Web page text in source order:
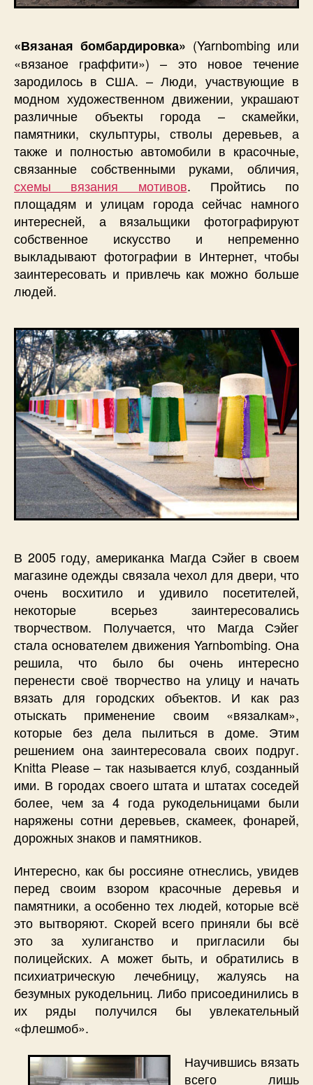
«Вязаная бомбардировка» (Yarnbombing или
«вязаное граффити») – это новое течение
зародилось в США. – Люди, участвующие в
модном художественном движении, украшают
различные объекты города – скамейки,
памятники, скульптуры, стволы деревьев, а
также и полностью автомобили в красочные,
связанные собственными руками, обличия,
схемы вязания мотивов. Пройтись по
площадям и улицам города сейчас намного
интересней, а вязальщики фотографируют
собственное искусство и непременно
выкладывают фотографии в Интернет, чтобы
заинтересовать и привлечь как можно больше
людей.
В 2005 году, американка Магда Сэйег в своем
магазине одежды связала чехол для двери, что
очень восхитило и удивило посетителей,
некоторые всерьез заинтересовались
творчеством. Получается, что Магда Сэйег
стала основателем движения Yarnbombing. Она
решила, что было бы очень интересно
перенести своё творчество на улицу и начать
вязать для городских объектов. И как раз
отыскать применение своим «вязалкам»,
которые без дела пылиться в доме. Этим
решением она заинтересовала своих подруг.
Knitta Please – так называется клуб, созданный
ими. В городах своего штата и штатах соседей
более, чем за 4 года рукодельницами были
наряжены сотни деревьев, скамеек, фонарей,
дорожных знаков и памятников.
Интересно, как бы россияне отнеслись, увидев
перед своим взором красочные деревья и
памятники, а особенно тех людей, которые всё
это вытворяют. Скорей всего приняли бы всё
это за хулиганство и пригласили бы
полицейских. А может быть, и обратились в
психиатрическую лечебницу, жалуясь на
безумных рукодельниц. Либо присоединились в
их ряды получился бы увлекательный
«флешмоб».
Научившись вязать
всего лишь